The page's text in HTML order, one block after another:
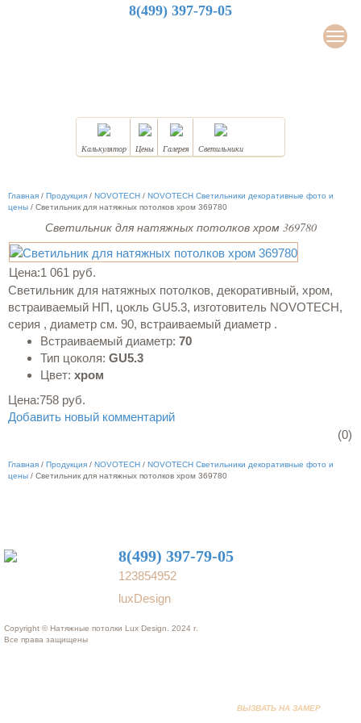
8(499) 397-79-05
Калькулятор Цены Галерея Светильники
Главная / Продукция / NOVOTECH / NOVOTECH Светильники декоративные фото и
цены / Светильник для натяжных потолков хром 369780
Светильник для натяжных потолков хром 369780
Цена:1 061 руб.
Светильник для натяжных потолков, декоративный, хром,
встраиваемый НП, цокль GU5.3, изготовитель NOVOTECH,
серия , диаметр см. 90, встраиваемый диаметр .
Встраиваемый диаметр: 70
Тип цоколя: GU5.3
Цвет: хром
Цена:758 руб.
Добавить новый комментарий
(0)
Главная / Продукция / NOVOTECH / NOVOTECH Светильники декоративные фото и
цены / Светильник для натяжных потолков хром 369780
ВЫЗВАТЬ НА ЗАМЕР
8(499) 397-79-05
123854952
luxDesign
Copyright © Натяжные потолки Lux Design. 2024 г.
Все права защищены